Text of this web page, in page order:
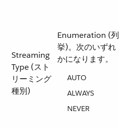
Streaming
Type (スト
リーミング
種別)
Enumeration (列
挙)。次のいずれ
かになります。
AUTO
ALWAYS
NEVER